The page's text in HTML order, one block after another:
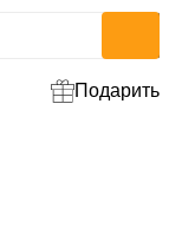
Подарить